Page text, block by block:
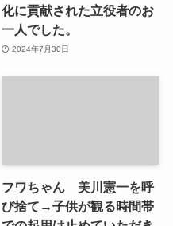
化に貢献された立役者のお
一人でした。
2024年7月30日
フワちゃん 美川憲一を呼
び捨て→子供が観る時間帯